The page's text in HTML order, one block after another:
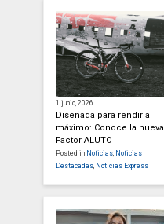
1 junio, 2026
Diseñada para rendir al
máximo: Conoce la nueva
Factor ALUTO
Posted in Noticias Noticias
Destacadas Noticias Express